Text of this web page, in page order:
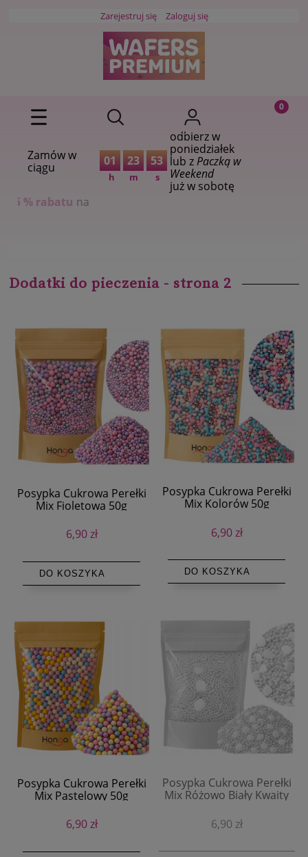
Zarejestruj się Zaloguj się
Zamów w
ciągu
01
h
23
m
52
s
odbierz w
poniedziałek
lub zPaczką w
Weekend
już w sobotę
Dodatki do pieczenia - strona 2
Posypka Cukrowa Perełki
Mix Fioletowa 50g
6,90 zł
DO KOSZYKA
Posypka Cukrowa Perełki
Mix Kolorów 50g
6,90 zł
DO KOSZYKA
Posypka Cukrowa Perełki
Mix Pastelowy 50g
6,90 zł
Posypka Cukrowa Perełki
Mix Różowo Biały Kwaity
6,90 zł